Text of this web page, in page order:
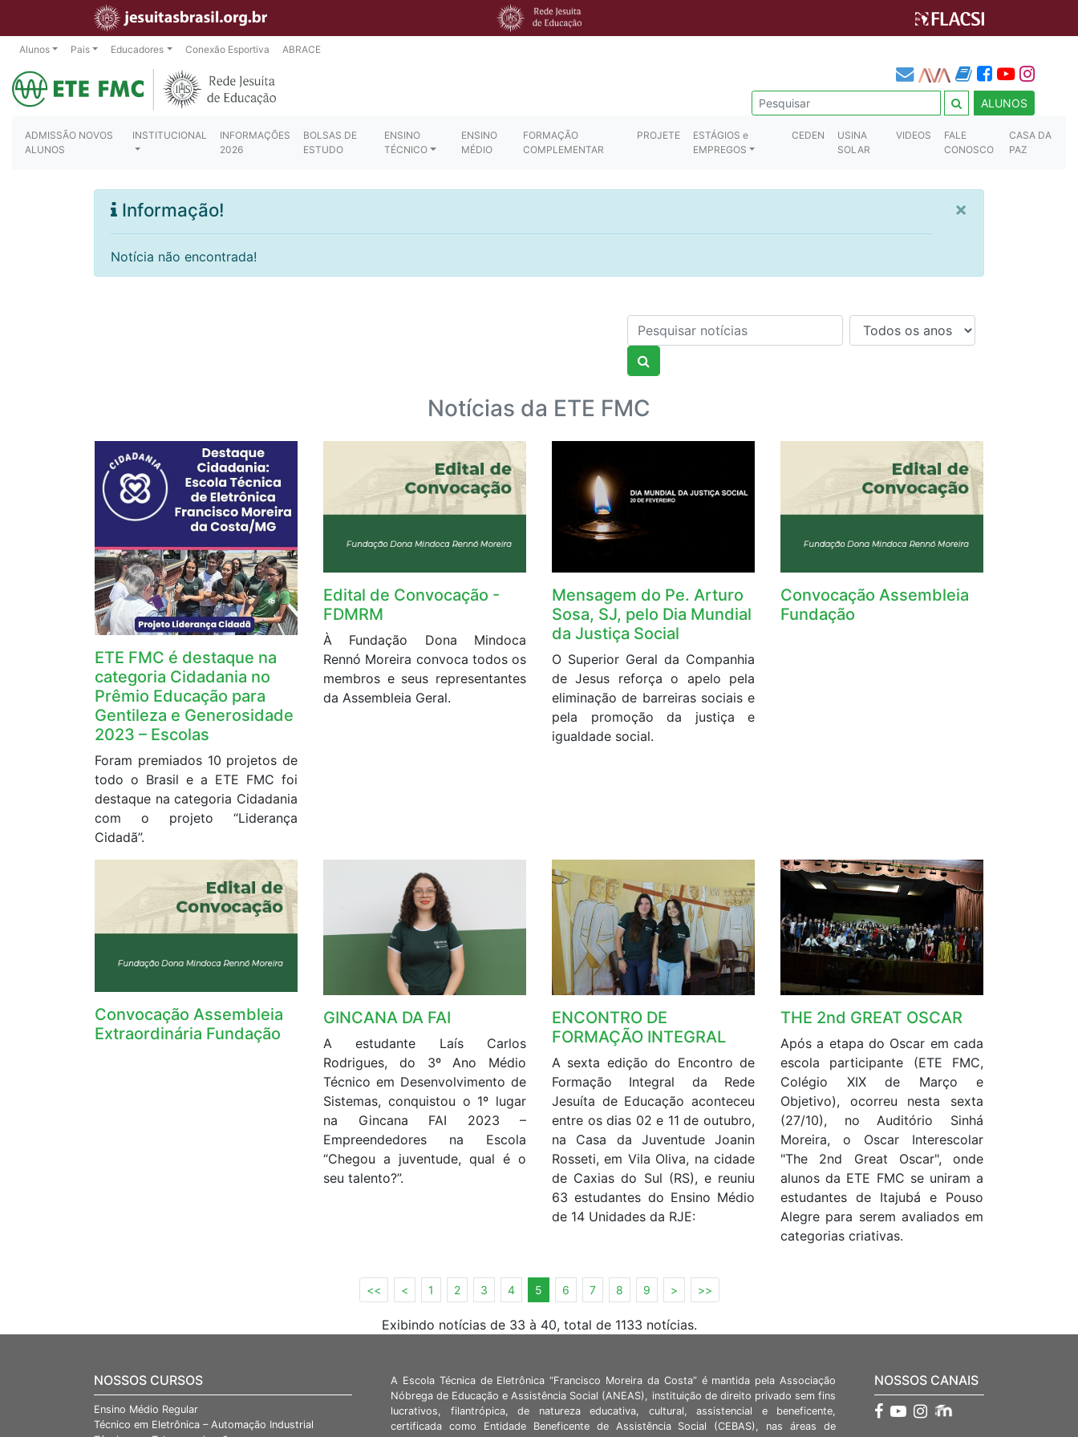
Alunos Pais Educadores Conexão Esportiva ABRACE
ALUNOS
ADMISSÃO NOVOS
ALUNOS
INSTITUCIONAL
INFORMAÇÕES
2026
BOLSAS DE
ESTUDO
ENSINO
TÉCNICO
ENSINO
MÉDIO
FORMAÇÃO
COMPLEMENTAR
PROJETE
ESTÁGIOS e
EMPREGOS
CEDEN
USINA
SOLAR
VIDEOS
FALE
CONOSCO
CASA DA
PAZ
×
Informação!
Notícia não encontrada!
Nome
Notícias da ETE FMC
ETE FMC é destaque na
categoria Cidadania no
Prêmio Educação para
Gentileza e Generosidade
2023 – Escolas
Foram premiados 10 projetos de
todo o Brasil e a ETE FMC foi
destaque na categoria Cidadania
com o projeto “Liderança
Cidadã”.
Edital de Convocação -
FDMRM
À Fundação Dona Mindoca
Rennó Moreira convoca todos os
membros e seus representantes
da Assembleia Geral.
Mensagem do Pe. Arturo
Sosa, SJ, pelo Dia Mundial
da Justiça Social
O Superior Geral da Companhia
de Jesus reforça o apelo pela
eliminação de barreiras sociais e
pela promoção da justiça e
igualdade social.
Convocação Assembleia
Fundação
Convocação Assembleia
Extraordinária Fundação
GINCANA DA FAI
A estudante Laís Carlos
Rodrigues, do 3º Ano Médio
Técnico em Desenvolvimento de
Sistemas, conquistou o 1º lugar
na Gincana FAI 2023 –
Empreendedores na Escola
“Chegou a juventude, qual é o
seu talento?”.
ENCONTRO DE
FORMAÇÃO INTEGRAL
A sexta edição do Encontro de
Formação Integral da Rede
Jesuíta de Educação aconteceu
entre os dias 02 e 11 de outubro,
na Casa da Juventude Joanin
Rosseti, em Vila Oliva, na cidade
de Caxias do Sul (RS), e reuniu
63 estudantes do Ensino Médio
de 14 Unidades da RJE:
THE 2nd GREAT OSCAR
Após a etapa do Oscar em cada
escola participante (ETE FMC,
Colégio XIX de Março e
Objetivo), ocorreu nesta sexta
(27/10), no Auditório Sinhá
Moreira, o Oscar Interescolar
"The 2nd Great Oscar", onde
alunos da ETE FMC se uniram a
estudantes de Itajubá e Pouso
Alegre para serem avaliados em
categorias criativas.
<< < 1 2 3 4 5 6 7 8 9 > >>
Exibindo notícias de 33 à 40, total de 1133 notícias.
NOSSOS CURSOS
Ensino Médio Regular
Técnico em Eletrônica – Automação Industrial
A Escola Técnica de Eletrônica “Francisco Moreira da Costa” é mantida pela Associação
Nóbrega de Educação e Assistência Social (ANEAS), instituição de direito privado sem fins
lucrativos, filantrópica, de natureza educativa, cultural, assistencial e beneficente,
certificada como Entidade Beneficente de Assistência Social (CEBAS), nas áreas de
NOSSOS CANAIS